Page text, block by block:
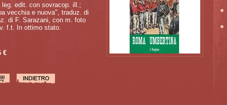
leg. edit. con sovracop. ill.;
vecchia e nuova", traduz. di
di F. Sarazani, con m. foto
f.t. In ottimo stato.
€